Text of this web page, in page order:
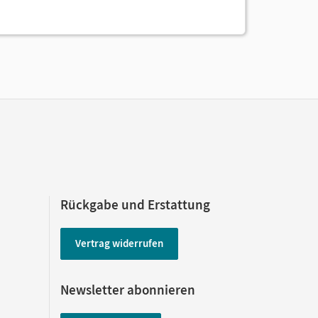
Rückgabe und Erstattung
Vertrag widerrufen
Newsletter abonnieren